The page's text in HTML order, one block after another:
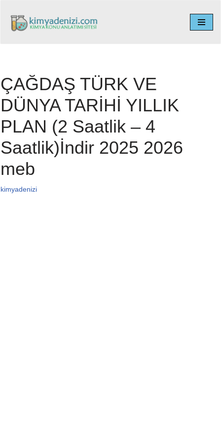
İçeriğe
ÇAĞDAŞ TÜRK VE
DÜNYA TARİHİ YILLIK
PLAN (2 Saatlik – 4
Saatlik)İndir 2025 2026
meb
kimyadenizi